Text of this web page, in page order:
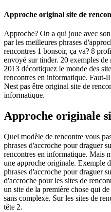
Approche original site de
Approche? On a qui joue avec
par les meilleures phrases
rencontres 1 bonsoir, ça va? 8
envoyé sur tinder. 20 exemples
2013 décortiquez le monde des
rencontres en informatique. Faut-
Nest pas être original site de
informatique.
Approche originale
Quel modèle de rencontre vous
phrases d'accroche pour draguer
rencontres en informatique. Mais
une approche originale. Exemple
phrases d'accroche pour draguer
d'accroche pour les sites de
un site de la première chose qui
sans complexe. Sur les sites de
tête 2.